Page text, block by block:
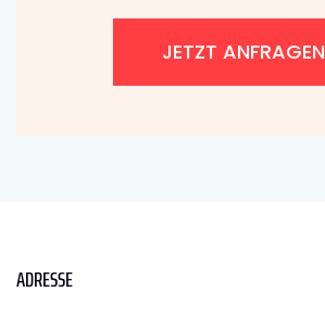
JETZT ANFRAGEN
ADRESSE